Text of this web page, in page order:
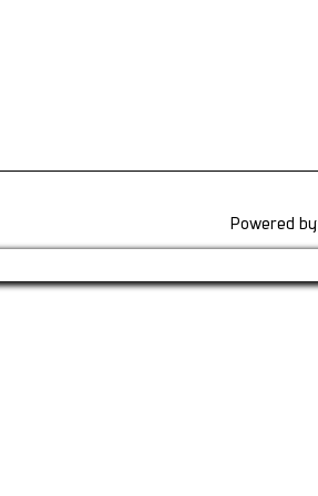
Powered by